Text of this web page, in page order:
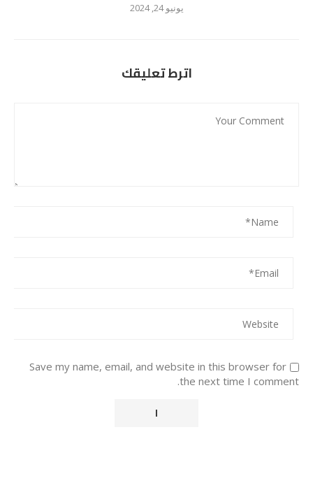
يونيو 24, 2024
اترط تعليقك
Save my name, email, and website in this browser for
the next time I comment.